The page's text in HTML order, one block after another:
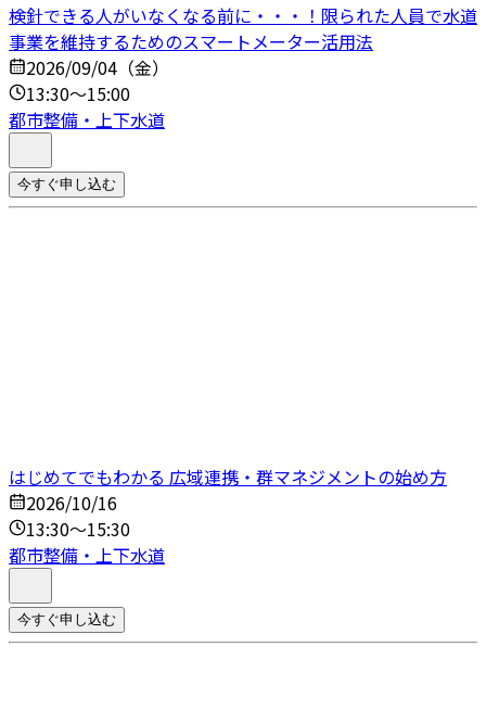
検針できる人がいなくなる前に・・・！限られた人員で水道
事業を維持するためのスマートメーター活用法
2026/09/04（金）
13:30～15:00
都市整備・上下水道
今すぐ申し込む
はじめてでもわかる 広域連携・群マネジメントの始め方
2026/10/16
13:30～15:30
都市整備・上下水道
今すぐ申し込む